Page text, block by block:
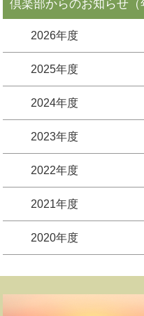
倶楽部からのお知らせ（
2026年度
2025年度
2024年度
2023年度
2022年度
2021年度
2020年度